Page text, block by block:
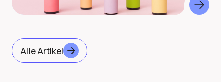
Alle Artikel